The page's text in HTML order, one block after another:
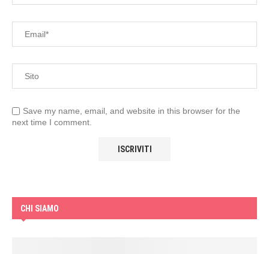
Save my name, email, and website in this browser for the
next time I comment.
CHI SIAMO